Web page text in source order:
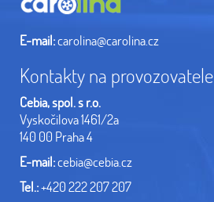
E-mail:carolina@carolina.cz
Kontakty na provozovatele
Cebia, spol. s r.o.
Vyskočilova 1461/2a
140 00 Praha 4
E-mail:cebia@cebia.cz
Tel.:+420 222 207 207